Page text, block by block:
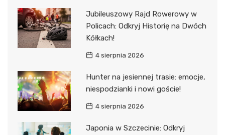
Jubileuszowy Rajd Rowerowy w
Policach: Odkryj Historię na Dwóch
Kółkach!
4 sierpnia 2026
Hunter na jesiennej trasie: emocje,
niespodzianki i nowi goście!
4 sierpnia 2026
Japonia w Szczecinie: Odkryj